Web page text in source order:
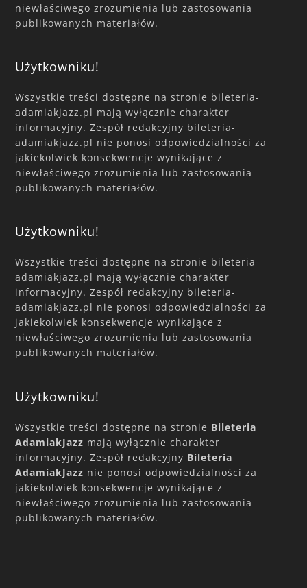
niewłaściwego zrozumienia lub zastosowania
publikowanych materiałów.
Użytkowniku!
Wszystkie treści dostępne na stronie bileteria-
adamiakjazz.pl mają wyłącznie charakter
informacyjny. Zespół redakcyjny bileteria-
adamiakjazz.pl nie ponosi odpowiedzialności za
jakiekolwiek konsekwencje wynikające z
niewłaściwego zrozumienia lub zastosowania
publikowanych materiałów.
Użytkowniku!
Wszystkie treści dostępne na stronie bileteria-
adamiakjazz.pl mają wyłącznie charakter
informacyjny. Zespół redakcyjny bileteria-
adamiakjazz.pl nie ponosi odpowiedzialności za
jakiekolwiek konsekwencje wynikające z
niewłaściwego zrozumienia lub zastosowania
publikowanych materiałów.
Użytkowniku!
Wszystkie treści dostępne na stronie Bileteria
AdamiakJazz mają wyłącznie charakter
informacyjny. Zespół redakcyjny Bileteria
AdamiakJazz nie ponosi odpowiedzialności za
jakiekolwiek konsekwencje wynikające z
niewłaściwego zrozumienia lub zastosowania
publikowanych materiałów.